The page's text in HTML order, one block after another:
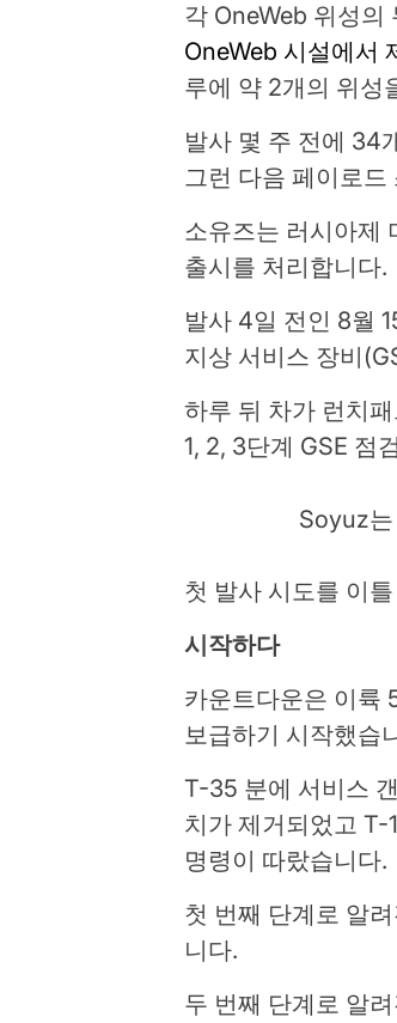
각 OneWeb 위성의
OneWeb 시설에서
루에 약 2개의 위성
발사 몇 주 전에 34
그런 다음 페이로드
소유즈는 러시아제
출시를 처리합니다.
발사 4일 전인 8월
지상 서비스 장비
하루 뒤 차가 런치
1, 2, 3단계 GSE 점
Soyuz
첫 발사 시도를 이
시작하다
카운트다운은 이륙
보급하기 시작했습
T-35 분에 서비스
치가 제거되었고 T-
명령이 따랐습니다.
첫 번째 단계로 알
니다.
두 번째 단계로 알